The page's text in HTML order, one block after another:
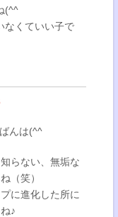
(^^
なくていい子で
んは(^^
らない、無垢な
（笑）
に進化した所に
♪